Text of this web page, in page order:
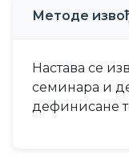
Методе
Настава се
семинара и
дефинисане